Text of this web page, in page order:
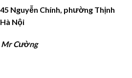
Nguyễn Chính, phường Thịnh
Nội
Mr Cường